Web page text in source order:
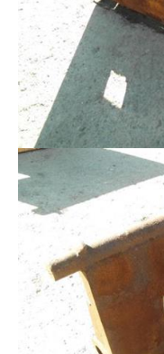
HYDRAULIKHAMMER
HOLZZANGE
HECKAUFREISSER
ADAPTER
REIFEN / FELGEN
ACHSE
LAUFWERK